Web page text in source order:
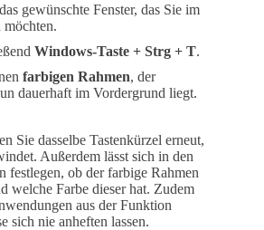
gewünschte Fenster, das Sie im
Windows-Taste + Strg + T.
farbigen Rahmen, der
dauerhaft im Vordergrund liegt.
Sie dasselbe Tastenkürzel erneut,
Außerdem lässt sich in den
festlegen, ob der farbige Rahmen
welche Farbe dieser hat. Zudem
aus der Funktion
sich nie anheften lassen.